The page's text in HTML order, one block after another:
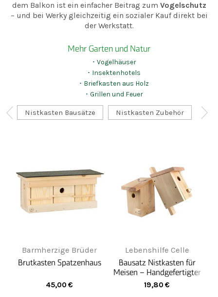
dem Balkon ist ein einfacher Beitrag zum Vogelschutz
– und bei Werky gleichzeitig ein sozialer Kauf direkt bei
der Werkstatt.
Mehr Garten und Natur
･ Vogelhäuser
･ Insektenhotels
･ Briefkasten aus Holz
･ Grillen und Feuer
Nistkasten Bausätze Nistkasten Zubehör
Barmherzige Brüder
Brutkasten Spatzenhaus
45,00 €
Lebenshilfe Celle
Bausatz Nistkasten für
Meisen – Handgefertigter
Rückzugsort für heimische
Singvögel
19,80 €